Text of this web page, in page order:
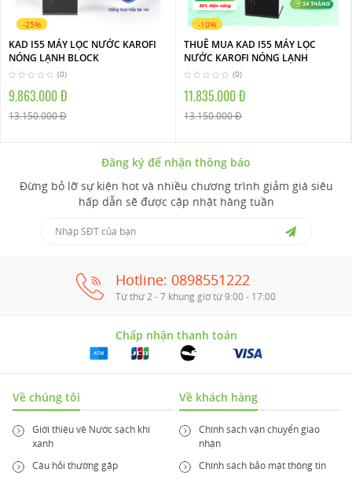
-25%
KAD I55 MÁY LỌC NƯỚC KAROFI
NÓNG LẠNH BLOCK
(0)
9.863.000 Đ
13.150.000 Đ
-10%
THUÊ MUA KAD I55 MÁY LỌC
NƯỚC KAROFI NÓNG LẠNH
(0)
11.835.000 Đ
13.150.000 Đ
Đăng ký để nhận thông báo
Đừng bỏ lỡ sự kiện hot và nhiều chương trình giảm giá siêu
hấp dẫn sẽ được cập nhật hàng tuần
Hotline: 0898551222
Từ thứ 2 - 7 khung giờ từ 9:00 - 17:00
Chấp nhận thanh toán
Về chúng tôi
Giới thiệu về Nước sạch khí
xanh
Câu hỏi thường gặp
Về khách hàng
Chính sách vận chuyển giao
nhận
Chính sách bảo mật thông tin